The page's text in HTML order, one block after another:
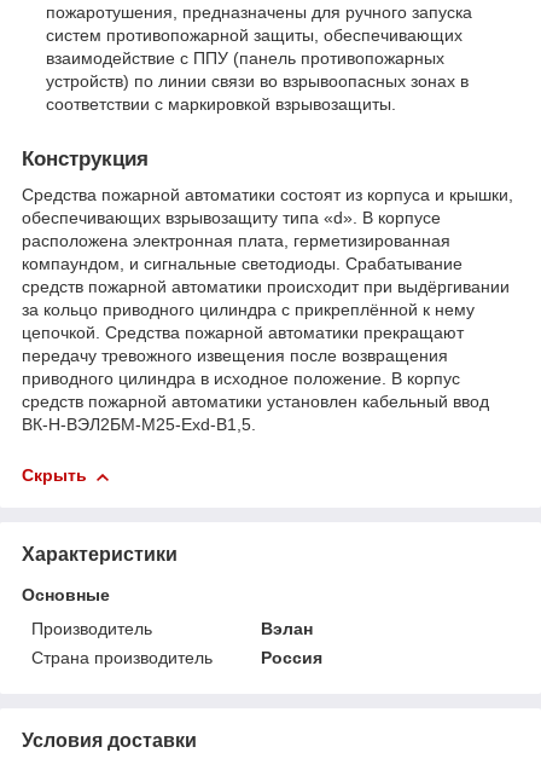
пожаротушения, предназначены для ручного запуска
систем противопожарной защиты, обеспечивающих
взаимодействие с ППУ (панель противопожарных
устройств) по линии связи во взрывоопасных зонах в
соответствии с маркировкой взрывозащиты.
Конструкция
Средства пожарной автоматики состоят из корпуса и крышки,
обеспечивающих взрывозащиту типа «d». В корпусе
расположена электронная плата, герметизированная
компаундом, и сигнальные светодиоды. Срабатывание
средств пожарной автоматики происходит при выдёргивании
за кольцо приводного цилиндра с прикреплённой к нему
цепочкой. Средства пожарной автоматики прекращают
передачу тревожного извещения после возвращения
приводного цилиндра в исходное положение. В корпус
средств пожарной автоматики установлен кабельный ввод
ВК-Н-ВЭЛ2БМ-М25-Exd-В1,5.
Скрыть
Характеристики
Основные
Производитель
Вэлан
Страна производитель
Россия
Условия доставки